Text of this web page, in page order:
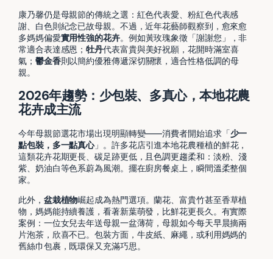
康乃馨仍是母親節的傳統之選：紅色代表愛、粉紅色代表感
謝、白色則紀念已故母親。不過，近年花藝師觀察到，愈來愈
多媽媽偏愛實用性強的花卉。例如黃玫瑰象徵「謝謝您」，非
常適合表達感恩；牡丹代表富貴與美好祝願，花開時滿室喜
氣； 鬱金香則以簡約優雅傳遞深切關懷，適合性格低調的母
親。
2026年趨勢：少包裝、多真心，本地花農
花卉成主流
今年母親節選花市場出現明顯轉變——消費者開始追求「少一
點包裝，多一點真心」。許多花店引進本地花農種植的鮮花，
這類花卉花期更長、碳足跡更低，且色調更趨柔和：淡粉、淺
紫、奶油白等色系蔚為風潮。擺在廚房餐桌上，瞬間溫柔整個
家。
此外， 盆栽植物崛起成為熱門選項。蘭花、富貴竹甚至香草植
物，媽媽能持續養護，看著新葉萌發，比鮮花更長久。有實際
案例：一位女兒去年送母親一盆薄荷，母親如今每天早晨摘兩
片泡茶，欣喜不已。包裝方面，牛皮紙、麻繩，或利用媽媽的
舊絲巾包裹，既環保又充滿巧思。